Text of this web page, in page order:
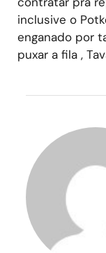
inclusive o
enganado por
puxar a fila ,